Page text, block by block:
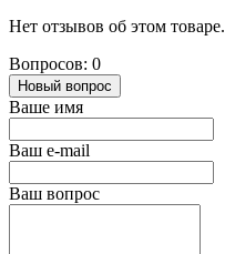
Нет отзывов об этом товаре.
Вопросов: 0
Новый вопрос
Ваше имя
Ваш e-mail
Ваш вопрос